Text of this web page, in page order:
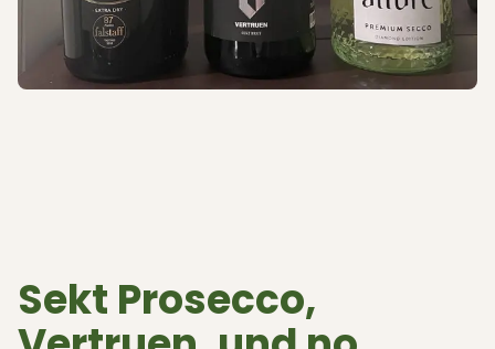
Sekt Prosecco,